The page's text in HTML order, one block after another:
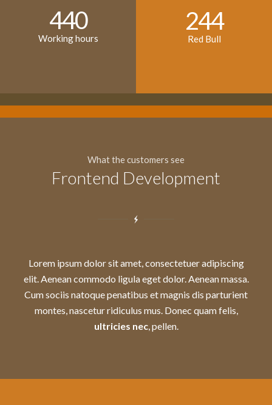
440
Working hours
244
Red Bull
What the customers see
Frontend Development
Lorem ipsum dolor sit amet, consectetuer adipiscing
elit. Aenean commodo ligula eget dolor. Aenean massa.
Cum sociis natoque penatibus et magnis dis parturient
montes, nascetur ridiculus mus. Donec quam felis,
ultricies nec, pellen.